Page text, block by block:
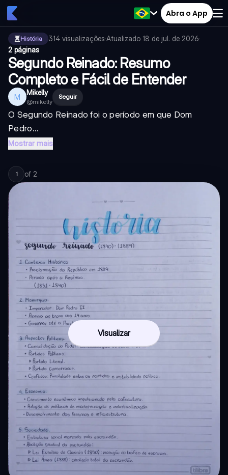
Abra o App
História 314 visualizações·Atualizado 18 de jul. de 2026·
2 páginas
Segundo Reinado: Resumo
Completo e Fácil de Entender
M Mikelly
@mikelly
Seguir
O Segundo Reinado foi o período em que Dom
Pedro...
Mostrar mais
1 of 2
Visualizar